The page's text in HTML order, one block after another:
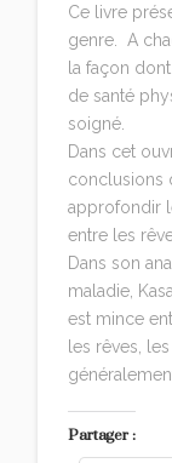
Ce livre
genre. A
la façon
de santé
soigné.
Dans cet
conclusions
approfondir
entre les
Dans son
maladie,
est mince
les rêves,
Partager :